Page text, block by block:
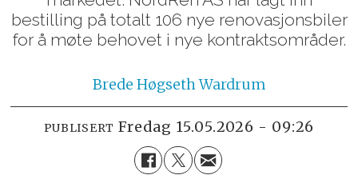
bestilling på totalt 106 nye renovasjonsbiler
for å møte behovet i nye kontraktsområder.
Brede Høgseth Wardrum
PUBLISERT fredag 15.05.2026 - 09:26